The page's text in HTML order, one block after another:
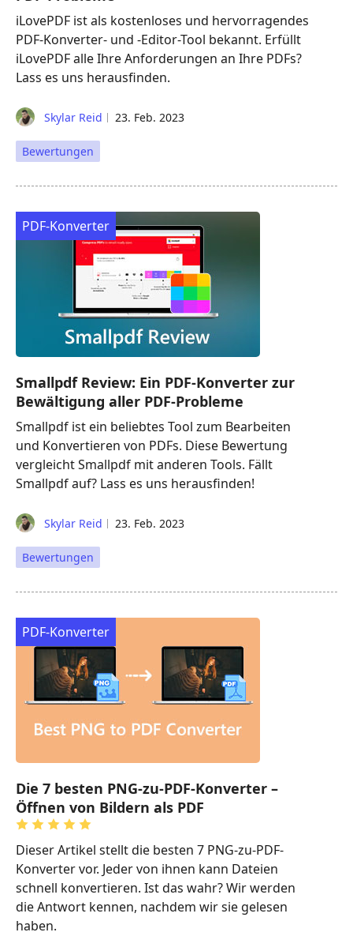
iLovePDF ist als kostenloses und hervorragendes
PDF-Konverter- und -Editor-Tool bekannt. Erfüllt
iLovePDF alle Ihre Anforderungen an Ihre PDFs?
Lass es uns herausfinden.
Skylar Reid 23. Feb. 2023
Bewertungen
PDF-Konverter
Smallpdf Review: Ein PDF-Konverter zur
Bewältigung aller PDF-Probleme
Smallpdf ist ein beliebtes Tool zum Bearbeiten
und Konvertieren von PDFs. Diese Bewertung
vergleicht Smallpdf mit anderen Tools. Fällt
Smallpdf auf? Lass es uns herausfinden!
Skylar Reid 23. Feb. 2023
Bewertungen
PDF-Konverter
Die 7 besten PNG-zu-PDF-Konverter –
Öffnen von Bildern als PDF
Dieser Artikel stellt die besten 7 PNG-zu-PDF-
Konverter vor. Jeder von ihnen kann Dateien
schnell konvertieren. Ist das wahr? Wir werden
die Antwort kennen, nachdem wir sie gelesen
haben.